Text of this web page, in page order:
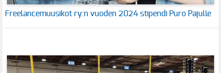
Freelancemuusikot ry:n vuoden 2024 stipendi Puro Pajulle